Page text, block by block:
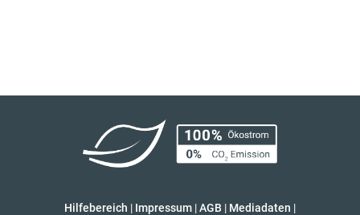
Hilfebereich | Impressum |AGB | Mediadaten |